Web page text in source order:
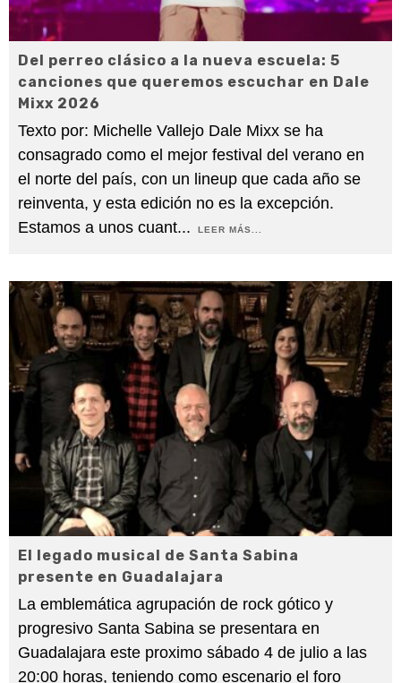
Del perreo clásico a la nueva escuela: 5
canciones que queremos escuchar en Dale
Mixx 2026
Texto por: Michelle Vallejo Dale Mixx se ha
consagrado como el mejor festival del verano en
el norte del país, con un lineup que cada año se
reinventa, y esta edición no es la excepción.
Estamos a unos cuant... LEER MÁS...
El legado musical de Santa Sabina
presente en Guadalajara
La emblemática agrupación de rock gótico y
progresivo Santa Sabina se presentara en
Guadalajara este proximo sábado 4 de julio a las
20:00 horas, teniendo como escenario el foro